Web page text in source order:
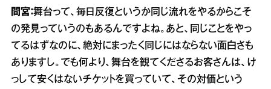
間宮：舞台って、毎日反復というか同じ流れをやるからこそ
の発見っていうのもあるんですよね。あと、同じことをやっ
てるはずなのに、絶対にまったく同じにはならない面白さも
ありますし。でも何より、舞台を観てくださるお客さんは、け
っして安くはないチケットを買っていて、その対価という